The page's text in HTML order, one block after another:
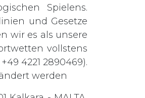
Spielens.
und Gesetze
wir es als unsere
vollstens
+49 4221 2890469).
werden